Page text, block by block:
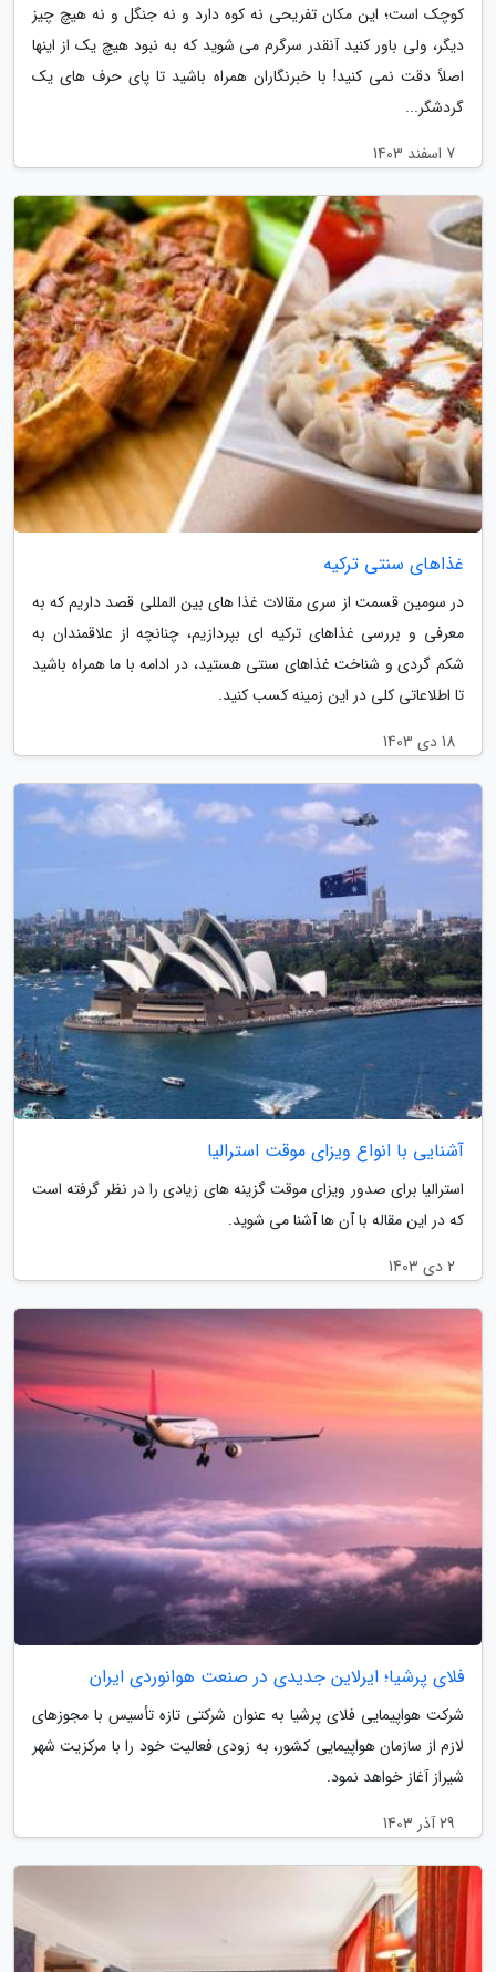
کوچک است؛ این مکان تفریحی نه کوه دارد و نه جنگل و نه هیچ چیز
دیگر، ولی باور کنید آنقدر سرگرم می شوید که به نبود هیچ یک از اینها
اصلاً دقت نمی کنید! با خبرنگاران همراه باشید تا پای حرف های یک
گردشگر...
7 اسفند 1403
غذاهای سنتی ترکیه
در سومین قسمت از سری مقالات غذا های بین المللی قصد داریم که به
معرفی و بررسی غذاهای ترکیه ای بپردازیم، چنانچه از علاقمندان به
شکم گردی و شناخت غذاهای سنتی هستید، در ادامه با ما همراه باشید
تا اطلاعاتی کلی در این زمینه کسب کنید.
18 دی 1403
آشنایی با انواع ویزای موقت استرالیا
استرالیا برای صدور ویزای موقت گزینه های زیادی را در نظر گرفته است
که در این مقاله با آن ها آشنا می شوید.
2 دی 1403
فلای پرشیا؛ ایرلاین جدیدی در صنعت هوانوردی ایران
شرکت هواپیمایی فلای پرشیا به عنوان شرکتی تازه تأسیس با مجوزهای
لازم از سازمان هواپیمایی کشور، به زودی فعالیت خود را با مرکزیت شهر
شیراز آغاز خواهد نمود.
29 آذر 1403